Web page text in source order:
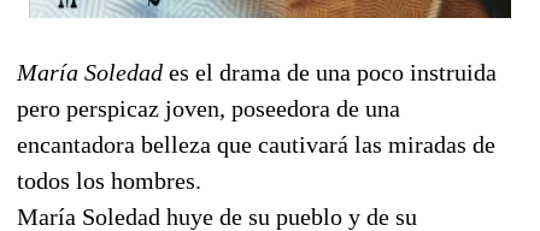
María Soledad es el drama de una poco instruida
pero perspicaz joven, poseedora de una
encantadora belleza que cautivará las miradas de
todos los hombres.
María Soledad huye de su pueblo y de su